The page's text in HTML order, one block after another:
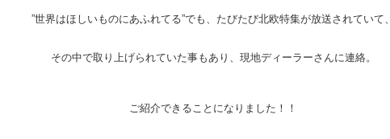
”世界はほしいものにあふれてる”でも、たびたび北欧特集が放送されていて、
その中で取り上げられていた事もあり、 現地ディーラーさんに連絡。
ご紹介できることになりました！！